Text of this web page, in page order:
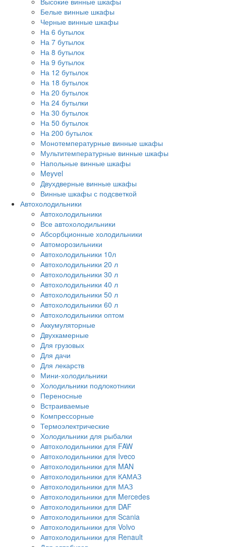
Белые винные шкафы
Черные винные шкафы
На 6 бутылок
На 7 бутылок
На 8 бутылок
На 9 бутылок
На 12 бутылок
На 18 бутылок
На 20 бутылок
На 24 бутылки
На 30 бутылок
На 50 бутылок
На 200 бутылок
Монотемпературные винные шкафы
Мультитемпературные винные шкафы
Напольные винные шкафы
Meyvel
Двухдверные винные шкафы
Винные шкафы с подсветкой
Автохолодильники
Автохолодильники
Все автохолодильники
Абсорбционные холодильники
Автоморозильники
Автохолодильники 10л
Автохолодильники 20 л
Автохолодильники 30 л
Автохолодильники 40 л
Автохолодильники 50 л
Автохолодильники 60 л
Автохолодильники оптом
Аккумуляторные
Двухкамерные
Для грузовых
Для дачи
Для лекарств
Мини-холодильники
Холодильники подлокотники
Переносные
Встраиваемые
Компрессорные
Термоэлектрические
Холодильники для рыбалки
Автохолодильники для FAW
Автохолодильники для Iveco
Автохолодильники для MAN
Автохолодильники для КАМАЗ
Автохолодильники для МАЗ
Автохолодильники для Mercedes
Автохолодильники для DAF
Автохолодильники для Scania
Автохолодильники для Volvo
Автохолодильники для Renault